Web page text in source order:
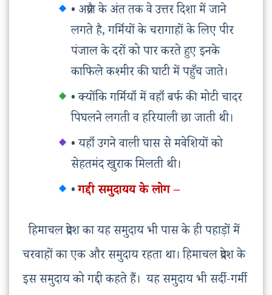
• अप्रैल के अंत तक वे उत्तर दिशा में जाने
लगते है, गर्मियों के चरागाहों के लिए पीर
पंजाल के दरों को पार करते हुए इनके
काफिले कश्मीर की घाटी में पहुँच जाते।
• क्योंकि गर्मियाँ में वहाँ बर्फ की मोटी चादर
पिघलने लगती व हरियाली छा जाती थी।
• यहाँ उगने वाली घास से मवेशियों को
सेहतमंद खुराक मिलती थी।
•गद्दी समुदायय के लोग –
हिमाचल प्रदेश का यह समुदाय भी पास के ही पहाड़ों में
चरवाहों का एक और समुदाय रहता था। हिमाचल प्रदेश के
इस समुदाय को गद्दी कहते हैं। यह समुदाय भी सर्दी-गर्मी